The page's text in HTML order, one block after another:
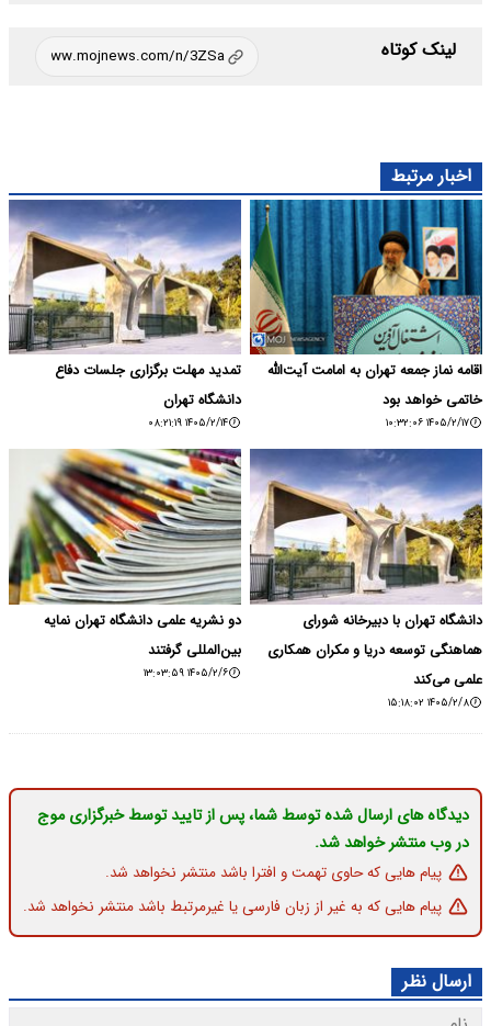
لینک کوتاه
اخبار مرتبط
اقامه نماز جمعه تهران به امامت آیت‌الله
خاتمی خواهد بود
۱۴۰۵/۲/۱۷ ۱۰:۳۲:۰۶
تمدید مهلت برگزاری جلسات دفاع
دانشگاه تهران
۱۴۰۵/۲/۱۴ ۰۸:۲۱:۱۹
دانشگاه تهران با دبیرخانه شورای
هماهنگی توسعه دریا و مکران همکاری
علمی می‌کند
۱۴۰۵/۲/۸ ۱۵:۱۸:۰۲
دو نشریه علمی دانشگاه تهران نمایه
بین‌المللی گرفتند
۱۴۰۵/۲/۶ ۱۳:۰۳:۵۹
دیدگاه های ارسال شده توسط شما، پس از تایید توسط خبرگزاری موج
در وب منتشر خواهد شد.
پیام هایی که حاوی تهمت و افترا باشد منتشر نخواهد شد.
پیام هایی که به غیر از زبان فارسی یا غیرمرتبط باشد منتشر نخواهد شد.
ارسال نظر